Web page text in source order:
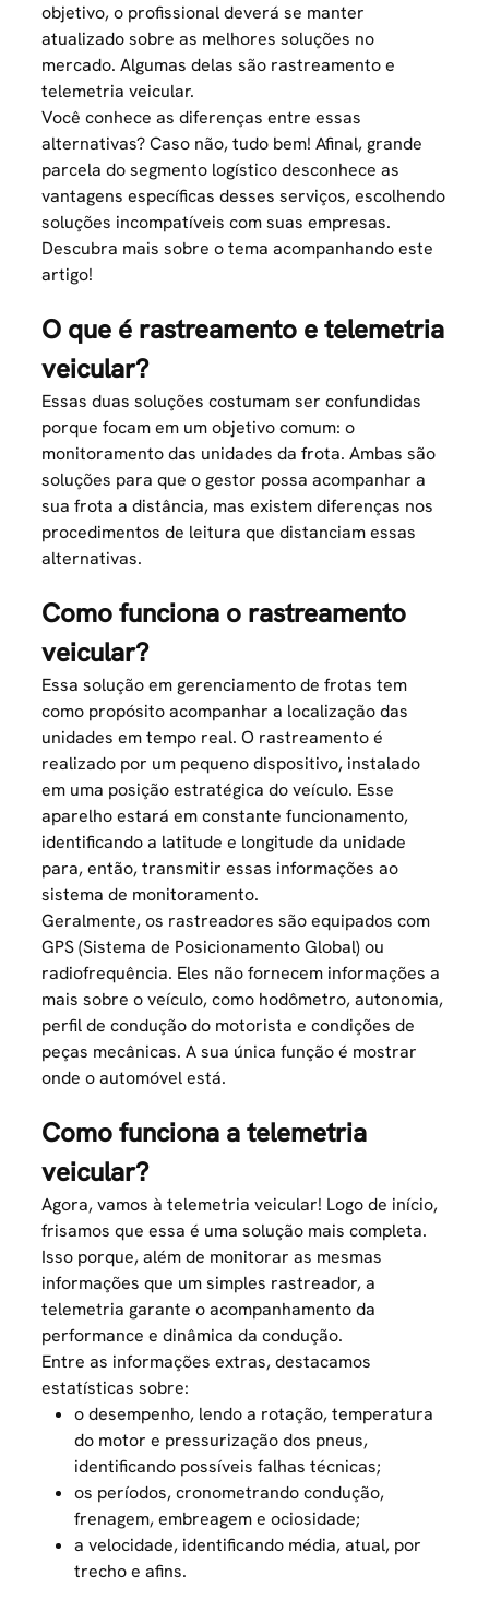
objetivo, o profissional deverá se manter
atualizado sobre as melhores soluções no
mercado. Algumas delas são rastreamento e
telemetria veicular.
Você conhece as diferenças entre essas
alternativas? Caso não, tudo bem! Afinal, grande
parcela do segmento logístico desconhece as
vantagens específicas desses serviços, escolhendo
soluções incompatíveis com suas empresas.
Descubra mais sobre o tema acompanhando este
artigo!
O que é rastreamento e telemetria
veicular?
Essas duas soluções costumam ser confundidas
porque focam em um objetivo comum: o
monitoramento das unidades da frota. Ambas são
soluções para que o gestor possa acompanhar a
sua frota a distância, mas existem diferenças nos
procedimentos de leitura que distanciam essas
alternativas.
Como funciona o rastreamento
veicular?
Essa solução em gerenciamento de frotas tem
como propósito acompanhar a localização das
unidades em tempo real. O rastreamento é
realizado por um pequeno dispositivo, instalado
em uma posição estratégica do veículo. Esse
aparelho estará em constante funcionamento,
identificando a latitude e longitude da unidade
para, então, transmitir essas informações ao
sistema de monitoramento.
Geralmente, os rastreadores são equipados com
GPS (Sistema de Posicionamento Global) ou
radiofrequência. Eles não fornecem informações a
mais sobre o veículo, como hodômetro, autonomia,
perfil de condução do motorista e condições de
peças mecânicas. A sua única função é mostrar
onde o automóvel está.
Como funciona a telemetria
veicular?
Agora, vamos à telemetria veicular! Logo de início,
frisamos que essa é uma solução mais completa.
Isso porque, além de monitorar as mesmas
informações que um simples rastreador, a
telemetria garante o acompanhamento da
performance e dinâmica da condução.
Entre as informações extras, destacamos
estatísticas sobre:
o desempenho, lendo a rotação, temperatura
do motor e pressurização dos pneus,
identificando possíveis falhas técnicas;
os períodos, cronometrando condução,
frenagem, embreagem e ociosidade;
a velocidade, identificando média, atual, por
trecho e afins.